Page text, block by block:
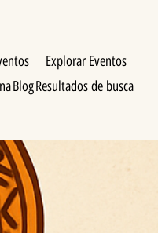
Explorar Eventos
BlogResultados de busca